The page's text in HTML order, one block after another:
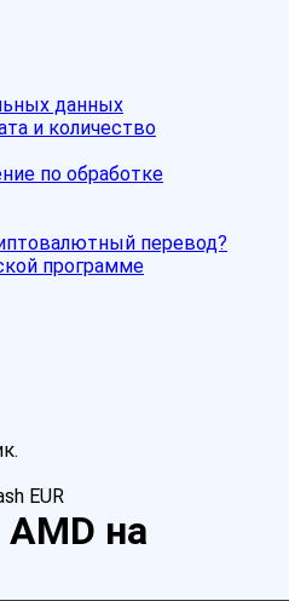
данных
и количество
по обработке
перевод?
программе
EUR
на